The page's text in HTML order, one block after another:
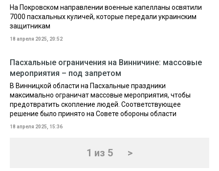
На Покровском направлении военные капелланы освятили
7000 пасхальных куличей, которые передали украинским
защитникам
18 апреля 2025, 20:52
Пасхальные ограничения на Винничине: массовые
мероприятия – под запретом
В Винницкой области на Пасхальные праздники
максимально ограничат массовые мероприятия, чтобы
предотвратить скопление людей. Соответствующее
решение было принято на Совете обороны области
18 апреля 2025, 15:36
1 из 5 >